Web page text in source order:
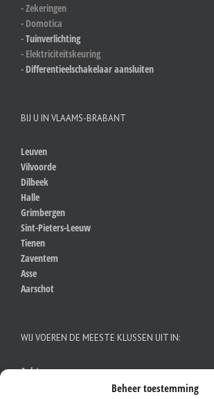
Beheer toestemming
- Zekeringen
- Domotica
-Tuinverlichting
- Elektriciteitskeuring
- Differentieelschakelaar aansluiten
BIJ U IN VLAAMS-BRABANT
Leuven
Vilvoorde
Dilbeek
Halle
Grimbergen
Sint-Pieters-Leeuw
Tienen
Zaventem
Asse
Aarschot
WIJ VOEREN DE MEESTE KLUSSEN UIT IN:
Aalst